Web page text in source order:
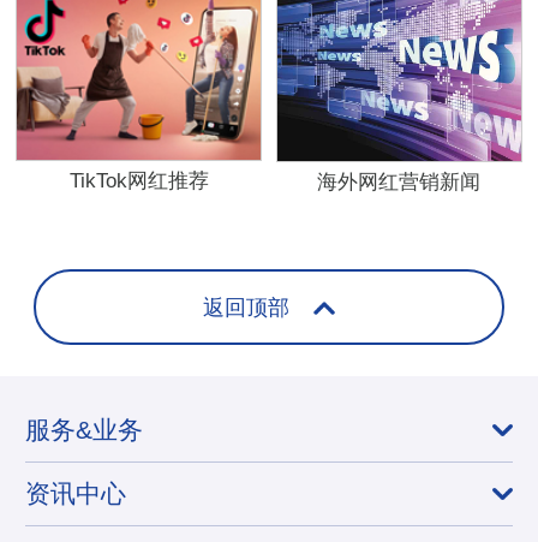
TikTok网红推荐 海外网红营销新闻
返回顶部
服务&业务
资讯中心